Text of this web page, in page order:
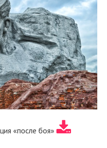
«после боя»